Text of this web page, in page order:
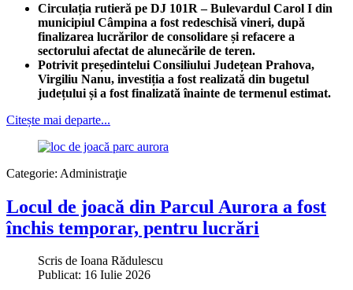
Circulația rutieră pe DJ 101R – Bulevardul Carol I din
municipiul Câmpina a fost redeschisă vineri, după
finalizarea lucrărilor de consolidare și refacere a
sectorului afectat de alunecările de teren.
Potrivit președintelui Consiliului Județean Prahova,
Virgiliu Nanu, investiția a fost realizată din bugetul
județului și a fost finalizată înainte de termenul estimat.
Citește mai departe...
Categorie: Administraţie
Locul de joacă din Parcul Aurora a fost
închis temporar, pentru lucrări
Scris de Ioana Rădulescu
Publicat: 16 Iulie 2026